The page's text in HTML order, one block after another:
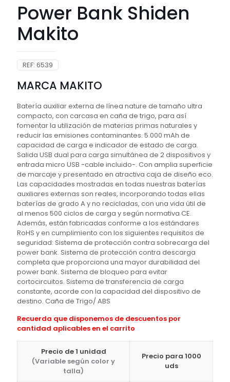
Power Bank Shiden
Makito
REF: 6539
MARCA MAKITO
Batería auxiliar externa de línea nature de tamaño ultra
compacto, con carcasa en caña de trigo, para así
fomentar la utilización de materias primas naturales y
reducir las emisiones contaminantes. 5.000 mAh de
capacidad de carga e indicador de estado de carga.
Salida USB dual para carga simultánea de 2 dispositivos y
entrada micro USB -cable incluido-. Con amplia superficie
de marcaje y presentado en atractiva caja de diseño eco.
Las capacidades mostradas en todas nuestras baterías
auxiliares externas son reales, incorporando todas ellas
baterías de grado A y no recicladas, con una vida útil de
al menos 500 ciclos de carga y según normativa CE.
Además, están fabricadas conforme a los estándares
RoHS y en cumplimiento con los siguientes requisitos de
seguridad: Sistema de protección contra sobrecarga del
power bank. Sistema de protección contra descarga
completa que proporciona una mayor durabilidad del
power bank. Sistema de bloqueo para evitar
cortocircuitos. Sistema de transferencia de carga
constante, acorde con la capacidad del dispositivo de
destino. Caña de Trigo/ ABS
Recuerda que disponemos de descuentos por
cantidad aplicables en el carrito
Precio de 1 unidad
(Variable según color y
talla)
Precio para 1000
uds